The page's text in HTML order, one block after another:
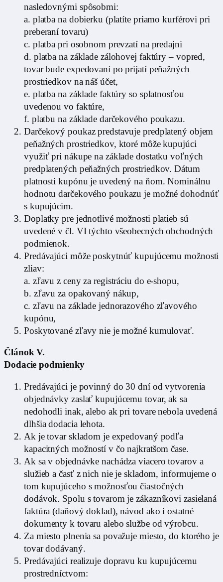
nasledovnými spôsobmi:
a. platba na dobierku (platíte priamo kurférovi pri
preberaní tovaru)
c. platba pri osobnom prevzatí na predajni
d. platba na základe zálohovej faktúry – vopred,
tovar bude expedovaní po prijatí peňažných
prostriedkov na náš účet,
e. platba na základe faktúry so splatnosťou
uvedenou vo faktúre,
f. platbu na základe darčekového poukazu.
Darčekový poukaz predstavuje predplatený objem
peňažných prostriedkov, ktoré môže kupujúci
využiť pri nákupe na základe dostatku voľných
predplatených peňažných prostriedkov. Dátum
platnosti kupónu je uvedený na ňom. Nominálnu
hodnotu darčekového poukazu je možné dohodnúť
s kupujúcim.
Doplatky pre jednotlivé možnosti platieb sú
uvedené v čl. VI týchto všeobecných obchodných
podmienok.
Predávajúci môže poskytnúť kupujúcemu možnosti
zliav:
a. zľavu z ceny za registráciu do e-shopu,
b. zľavu za opakovaný nákup,
c. zľavu na základe jednorazového zľavového
kupónu,
Poskytované zľavy nie je možné kumulovať.
Článok V.
Dodacie podmienky
Predávajúci je povinný do 30 dní od vytvorenia
objednávky zaslať kupujúcemu tovar, ak sa
nedohodli inak, alebo ak pri tovare nebola uvedená
dlhšia dodacia lehota.
Ak je tovar skladom je expedovaný podľa
kapacitných možností v čo najkratšom čase.
Ak sa v objednávke nachádza viacero tovarov a
služieb a časť z nich nie je skladom, informujeme o
tom kupujúceho s možnosťou čiastočných
dodávok. Spolu s tovarom je zákazníkovi zasielaná
faktúra (daňový doklad), návod ako i ostatné
dokumenty k tovaru alebo službe od výrobcu.
Za miesto plnenia sa považuje miesto, do ktorého je
tovar dodávaný.
Predávajúci realizuje dopravu ku kupujúcemu
prostredníctvom: